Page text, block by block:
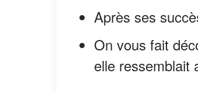
Après ses
On vous fait
elle ressemblait